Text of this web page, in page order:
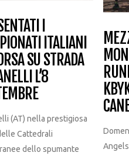
I
ITALIANI
SU STRADA
L’8
(AT) nella prestigiosa
Cattedrali
dello spumante